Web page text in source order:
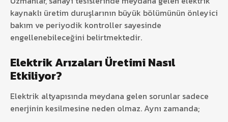
kaynaklı üretim duruşlarının büyük bölümünün önleyici
bakım ve periyodik kontroller sayesinde
engellenebileceğini belirtmektedir.
Elektrik Arızaları Üretimi Nasıl
Etkiliyor?
Elektrik altyapısında meydana gelen sorunlar sadece
enerjinin kesilmesine neden olmaz. Aynı zamanda;